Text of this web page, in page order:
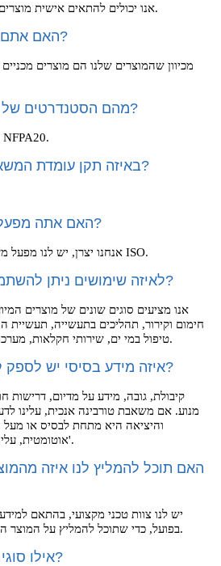
אנו יכולים להתאים אישית מוצרים בהתאם לדרישות הלקוחות.
8. האם אתם מספקים דוגמאות?
מכיוון שהמוצרים שלנו הם מוצרים
9. מהם הסטנדרטים של משאבות כיבוי אש?
משאבות כיבוי אש לפי תקני NFPA20.
10. באיזה תקן עומדת המשאבה הכימית שלך?
11. האם אתה מפעל או חברת מסחר?
אנחנו יצרן, יש לנו מפעל משלנו, עברנו הסמכת מערכת ISO.
12. לאיזה שימושים ניתן להשתמש במוצרים שלך?
אנו מציעים סוגים שונים של מוצרים
חימום וקירור, תהליכים בתעשייה, תעשיית
טיפול במי ים, שירותי חקלאות, מערכות כיבוי אש וטיפול בשפכים.
13. איזה מידע בסיסי יש לספק לצורך בירור כללי?
קיבולת, גובה, מידע על מדיום, דרישות
מנוע. אם משאבת טורבינה אנכית, עלינו
והיציאה היא מתחת לבסיס או
אוטומטית, עלינו לדעת את גובה היניקה וכו'.
יש לנו צוות טכני מקצועי, בהתאם
בפועל, כדי שתוכל להמליץ ​​על המוצר המתאים ביותר למוצרים שלך.
15. אילו סוגי משאבות יש לכם?